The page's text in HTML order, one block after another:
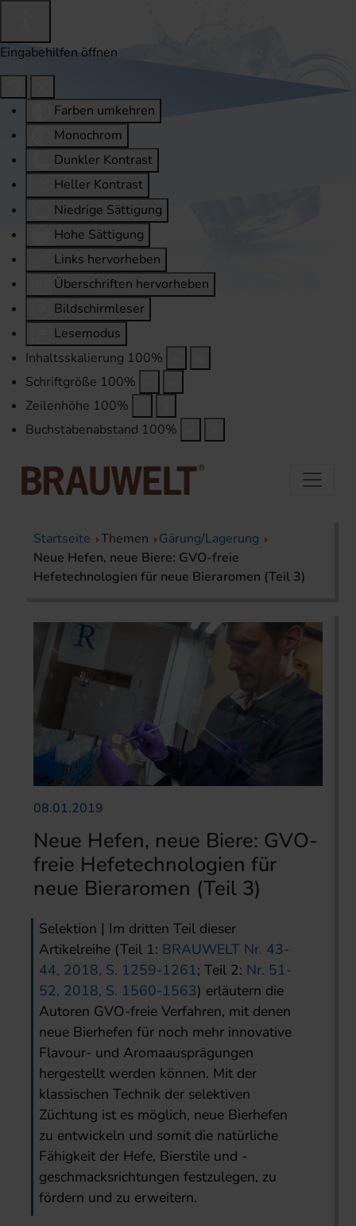
Eingabehilfen öffnen
Farben umkehren
Monochrom
Dunkler Kontrast
Heller Kontrast
Niedrige Sättigung
Hohe Sättigung
Links hervorheben
Überschriften hervorheben
Bildschirmleser
Lesemodus
Inhaltsskalierung 100%
Schriftgröße 100%
Zeilenhöhe 100%
Buchstabenabstand 100%
Startseite Themen
Gärung/Lagerung
Neue Hefen, neue Biere: GVO-freie
Hefetechnologien für neue Bieraromen (Teil 3)
08.01.2019
Neue Hefen, neue Biere: GVO-
freie Hefetechnologien für
neue Bieraromen (Teil 3)
Selektion | Im dritten Teil dieser
Artikelreihe (Teil 1: BRAUWELT Nr. 43-
44, 2018, S. 1259-1261; Teil 2: Nr. 51-
52, 2018, S. 1560-1563) erläutern die
Autoren GVO-freie Verfahren, mit denen
neue Bierhefen für noch mehr innovative
Flavour- und Aromaausprägungen
hergestellt werden können. Mit der
klassischen Technik der selektiven
Züchtung ist es möglich, neue Bierhefen
zu entwickeln und somit die natürliche
Fähigkeit der Hefe, Bierstile und -
geschmacksrichtungen festzulegen, zu
fördern und zu erweitern.